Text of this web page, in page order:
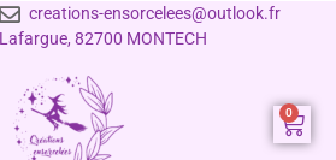
creations-ensorcelees@outlook.fr
82700 MONTECH